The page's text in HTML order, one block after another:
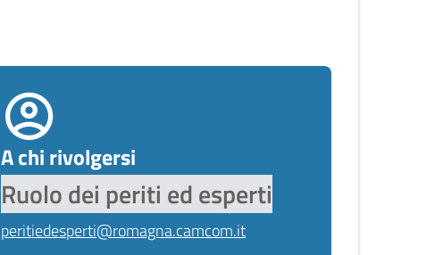
A chi rivolgersi
Ruolo dei periti ed esperti
peritiedesperti@romagna.camcom.it